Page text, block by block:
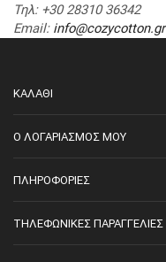
Τηλ: +30 28310 36342
Email: info@cozycotton.gr
ΚΑΛΆΘΙ
O ΛΟΓΑΡΙΑΣΜΌΣ ΜΟΥ
ΠΛΗΡΟΦΟΡΊΕΣ
ΤΗΛΕΦΩΝΙΚΈΣ ΠΑΡΑΓΓΕΛΊΕΣ